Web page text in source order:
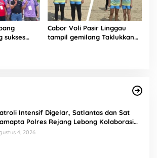
sukses
Cabor Voli Pasir Linggau
tampil gemilang Taklukkan
Intensif Digelar, Satlantas dan Sat
Polres Rejang Lebong Kolaborasi
Balap Liar
4, 2026